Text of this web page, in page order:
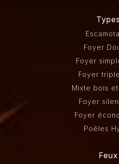
Types
Foyer
Foyer
Foyer
Mixte bois
Foyer
Foyer
Poêles
Feux